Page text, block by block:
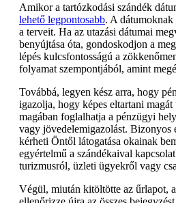
Amikor a tartózkodási szándék
lehető legpontosabb. A
a terveit. Ha az utazási dátumai
benyújtása óta, gondoskodjon a
lépés kulcsfontosságú a
folyamat szempontjából, amint
Továbbá, legyen kész arra, hogy
igazolja, hogy képes eltartani magát
magában foglalhatja a pénzügyi
vagy jövedelemigazolást. Bizonyos
kérheti Öntől látogatása okainak
egyértelmű a szándékaival
turizmusról, üzleti ügyekről vagy
Végül, miután kitöltötte az űrlapot,